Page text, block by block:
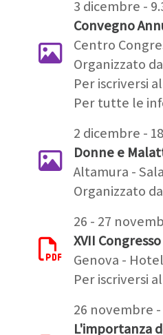
3 dicembre -
Convegno
Centro
Organizzato
Per iscriversi
Per tutte le
2 dicembre -
Donne e
Altamura -
Organizzato
26 - 27
XVII
Genova -
Per iscriversi
26 novembre -
L'importanza